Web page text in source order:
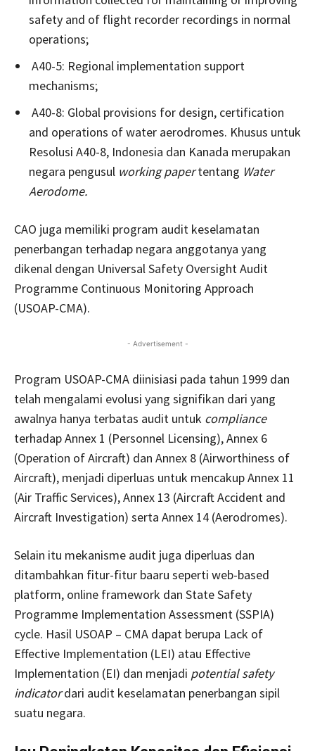
safety and of flight recorder recordings in normal
operations;
A40-5: Regional implementation support
mechanisms;
A40-8: Global provisions for design, certification
and operations of water aerodromes. Khusus untuk
Resolusi A40-8, Indonesia dan Kanada merupakan
negara pengusul working papertentang Water
Aerodome.
CAO juga memiliki program audit keselamatan
penerbangan terhadap negara anggotanya yang
dikenal dengan Universal Safety Oversight Audit
Programme Continuous Monitoring Approach
(USOAP-CMA).
- Advertisement -
Program USOAP-CMA diinisiasi pada tahun 1999 dan
telah mengalami evolusi yang signifikan dari yang
awalnya hanya terbatas audit untuk compliance
terhadap Annex 1 (Personnel Licensing), Annex 6
(Operation of Aircraft) dan Annex 8 (Airworthiness of
Aircraft), menjadi diperluas untuk mencakup Annex 11
(Air Traffic Services), Annex 13 (Aircraft Accident and
Aircraft Investigation) serta Annex 14 (Aerodromes).
Selain itu mekanisme audit juga diperluas dan
ditambahkan fitur-fitur baaru seperti web-based
platform, online framework dan State Safety
Programme Implementation Assessment (SSPIA)
cycle. Hasil USOAP – CMA dapat berupa Lack of
Effective Implementation (LEI) atau Effective
Implementation (EI) dan menjadi potential safety
indicatordari audit keselamatan penerbangan sipil
suatu negara.